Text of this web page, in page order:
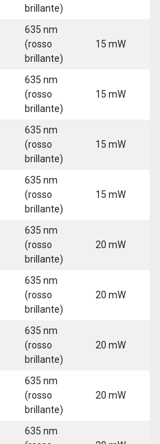
brillante)
635 nm
(rosso
brillante)
15 mW
635 nm
(rosso
brillante)
15 mW
635 nm
(rosso
brillante)
15 mW
635 nm
(rosso
brillante)
15 mW
635 nm
(rosso
brillante)
20 mW
635 nm
(rosso
brillante)
20 mW
635 nm
(rosso
brillante)
20 mW
635 nm
(rosso
brillante)
20 mW
635 nm